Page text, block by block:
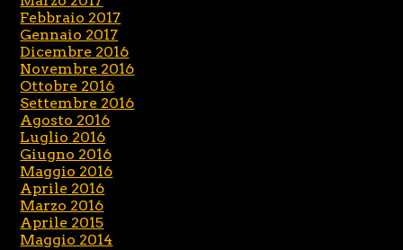
Febbraio 2017
Gennaio 2017
Dicembre 2016
Novembre 2016
Ottobre 2016
Settembre 2016
Agosto 2016
Luglio 2016
Giugno 2016
Maggio 2016
Aprile 2016
Marzo 2016
Aprile 2015
Maggio 2014